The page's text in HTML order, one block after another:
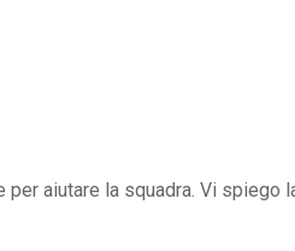
aiutare la squadra. Vi spiego